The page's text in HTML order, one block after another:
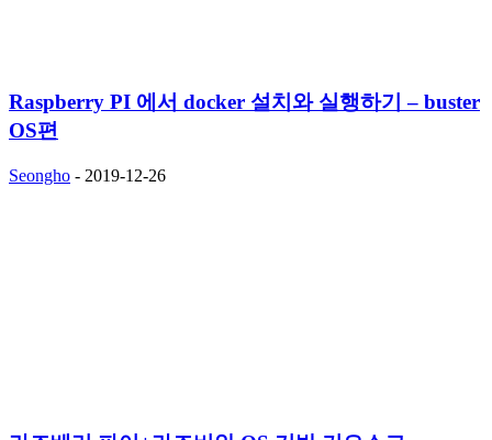
Raspberry PI 에서 docker 설치와 실행하기 – buster
OS편
Seongho - 2019-12-26